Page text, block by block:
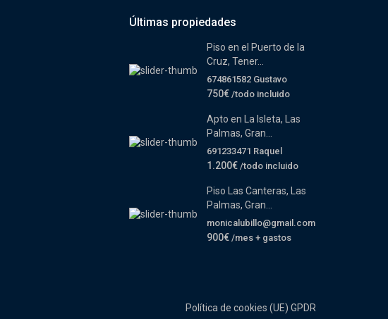
Últimas propiedades
Piso en el Puerto de la
Cruz, Tener...
674861582 Gustavo
750€ /todo incluido
Apto en La Isleta, Las
Palmas, Gran...
691233471 Raquel
1.200€ /todo incluido
Piso Las Canteras, Las
Palmas, Gran...
monicalubillo@gmail.com
900€ /mes + gastos
Política de cookies (UE) GPDR